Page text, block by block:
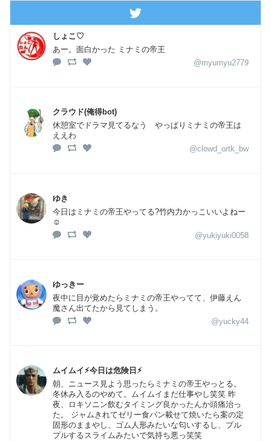
しょこ♡
あー。面白かった ミナミの帝王
@myumyu2779
クラウド(俺得bot)
休憩室でドラマ見てるなう やっぱりミナミの帝王は
ええわ
@clowd_ortk_bw
ゆき
今日はミナミの帝王やってる?竹内力かっこいいよねー
☺️
@yukiyuki0058
ゆっきー
夜中に目が覚めたらミナミの帝王やってて、伊藤えん
魔さん出てたから見てしまう。
@yucky44
ムイムイ⚡︎今日は危険日⚡︎
朝、ニュース見よう思ったらミナミの帝王やっとる。
冬休み入るのやめて。ムイムイまだ仕事やし笑笑 昨
夜、ロキソニン飲むタイミング良かったんか頭痛治っ
た。 ジャムきれてゼリー食パン載せて焼いたら案の定
固形のままやし、ゴム人形みたいな匂いするし、プル
プルするスライムみたいで気持ち悪っ笑笑